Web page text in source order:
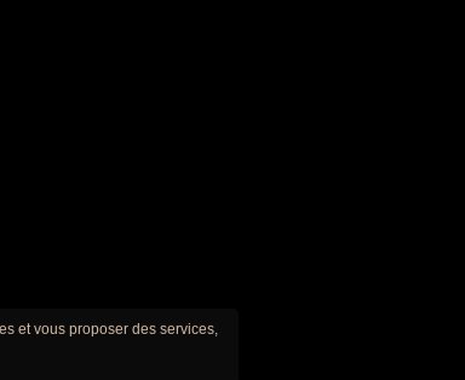
et vous proposer des services,